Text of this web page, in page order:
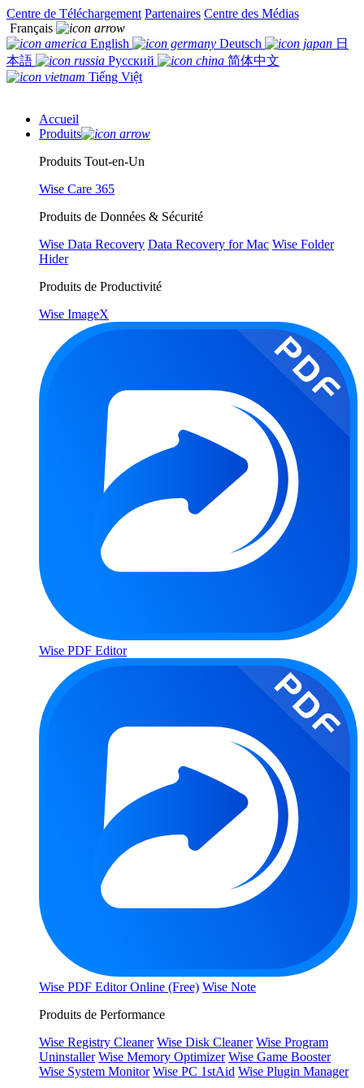
Centre de Téléchargement Partenaires Centre des Médias
Français
English
Deutsch
日
本語
Русский
简体中文
Tiếng Việt
Accueil
Produits
Produits Tout-en-Un
Wise Care 365
Produits de Données & Sécurité
Wise Data Recovery Data Recovery for Mac Wise Folder
Hider
Produits de Productivité
Wise ImageX
Wise PDF Editor
Wise PDF Editor Online (Free) Wise Note
Produits de Performance
Wise Registry Cleaner Wise Disk Cleaner Wise Program
Uninstaller Wise Memory Optimizer Wise Game Booster
Wise System Monitor Wise PC 1stAid Wise Plugin Manager